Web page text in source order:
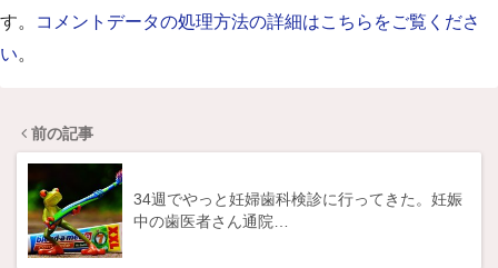
す。
コメントデータの処理方法の詳細はこちらをご覧くださ
い。
前の記事
34週でやっと妊婦歯科検診に行ってきた。妊娠
中の歯医者さん通院…